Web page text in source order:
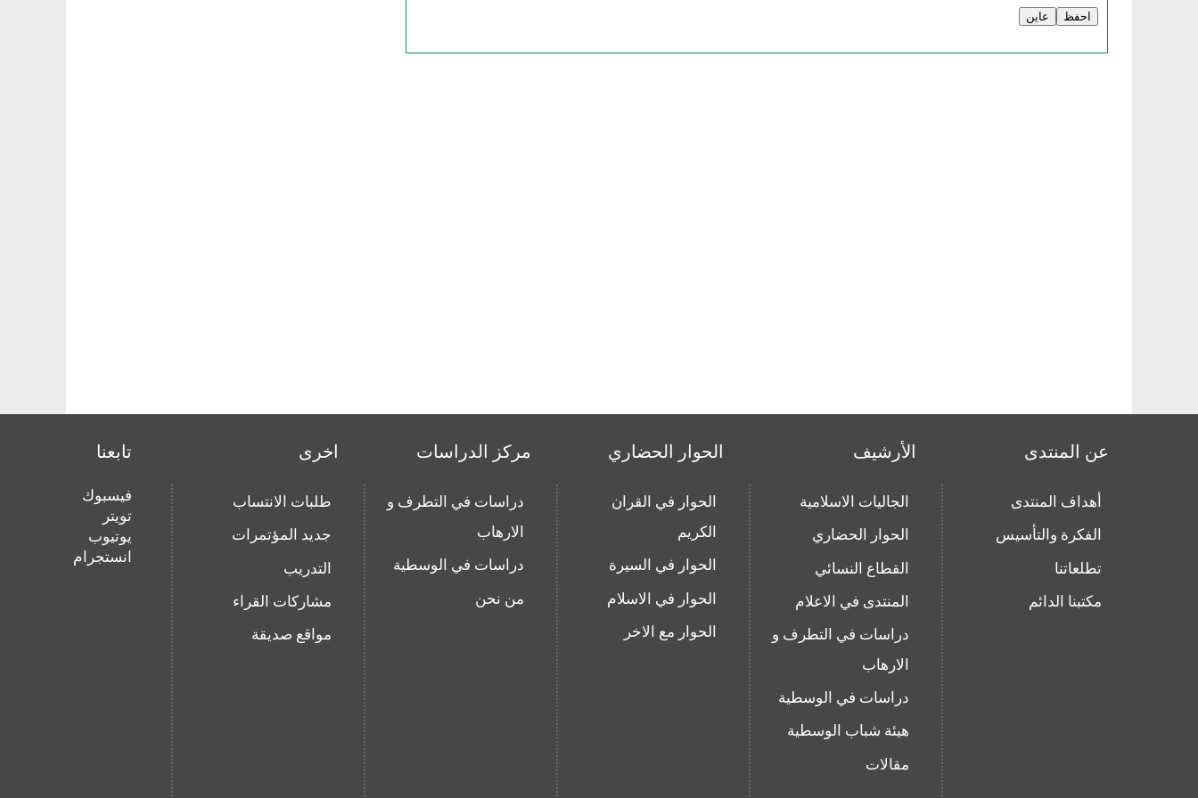
عن المنتدى
أهداف المنتدى
الفكرة والتأسيس
تطلعاتنا
مكتبنا الدائم
الأرشيف
الجاليات الاسلامية
الحوار الحضاري
القطاع النسائي
المنتدى في الاعلام
دراسات في التطرف و
الارهاب
دراسات في الوسطية
هيئة شباب الوسطية
مقالات
الحوار الحضاري
الحوار في القران
الكريم
الحوار في السيرة
الحوار في الاسلام
الحوار مع الاخر
مركز الدراسات
دراسات في التطرف و
الارهاب
دراسات في الوسطية
من نحن
اخرى
طلبات الانتساب
جديد المؤتمرات
التدريب
مشاركات القراء
مواقع صديقة
تابعنا
فيسبوك
تويتر
يوتيوب
انستجرام